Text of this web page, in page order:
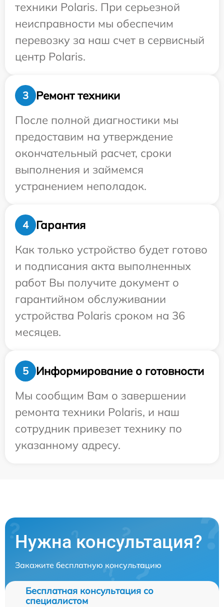
техники Polaris. При серьезной
неисправности мы обеспечим
перевозку за наш счет в сервисный
центр Polaris.
3
Ремонт техники
После полной диагностики мы
предоставим на утверждение
окончательный расчет, сроки
выполнения и займемся
устранением неполадок.
4
Гарантия
Как только устройство будет готово
и подписания акта выполненных
работ Вы получите документ о
гарантийном обслуживании
устройства Polaris сроком на 36
месяцев.
5
Информирование о готовности
Мы сообщим Вам о завершении
ремонта техники Polaris, и наш
сотрудник привезет технику по
указанному адресу.
Нужна консультация?
Закажите бесплатную консультацию
Бесплатная консультация со
специалистом